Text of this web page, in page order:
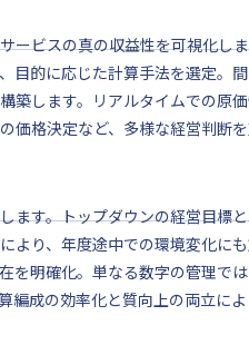
ービスの真の収益性を可視化し
目的に応じた計算手法を選定。
築します。リアルタイムでの原
価格決定など、多様な経営判断
ます。トップダウンの経営目標
より、年度途中での環境変化に
明確化。単なる数字の管理で
成の効率化と質向上の両立に